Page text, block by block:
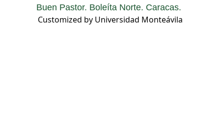
Buen Pastor. Boleíta Norte. Caracas.
Customized by Universidad Monteávila